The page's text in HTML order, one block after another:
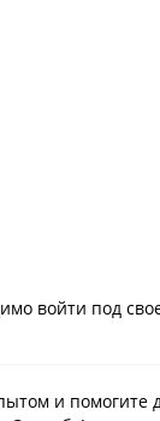
войти под
и помогите